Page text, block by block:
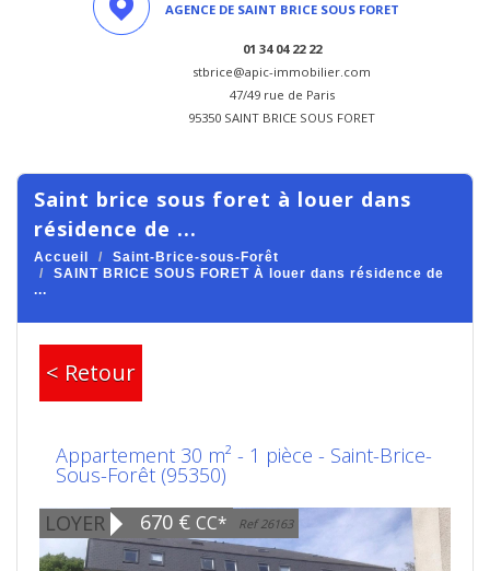
AGENCE DE SAINT BRICE SOUS FORET
01 34 04 22 22
stbrice@apic-immobilier.com
47/49 rue de Paris
95350 SAINT BRICE SOUS FORET
saint brice sous foret à louer dans
résidence de ...
Accueil
Saint-Brice-sous-Forêt
SAINT BRICE SOUS FORET À louer dans résidence de
...
< Retour
Appartement 30 m² - 1 pièce - Saint-Brice-
Sous-Forêt (95350)
LOYER
670 € CC* Ref 26163